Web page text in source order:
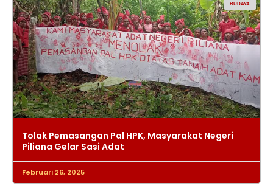
BUDAYA
Tolak Pemasangan Pal HPK, Masyarakat Negeri
Piliana Gelar Sasi Adat
Februari 26, 2025